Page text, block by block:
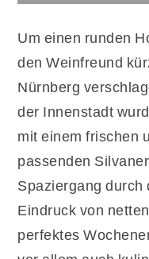
Um einen runden
den Weinfreund
Nürnberg
der Innenstadt
mit einem frischen
passenden
Spaziergang durch
Eindruck von
perfektes